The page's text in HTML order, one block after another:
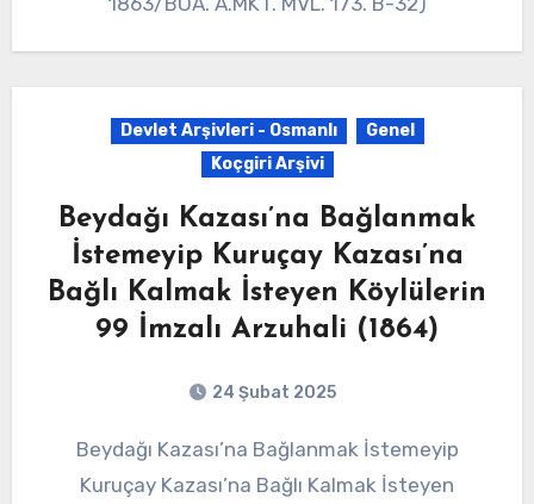
Devlet Arşivleri - Osmanlı
Genel
Koçgiri Arşivi
Beydağı Kazası’na Bağlanmak
İstemeyip Kuruçay Kazası’na
Bağlı Kalmak İsteyen Köylülerin
99 İmzalı Arzuhali (1864)
24 Şubat 2025
Beydağı Kazası’na Bağlanmak İstemeyip
Kuruçay Kazası’na Bağlı Kalmak İsteyen